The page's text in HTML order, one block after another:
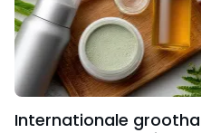
Internationale